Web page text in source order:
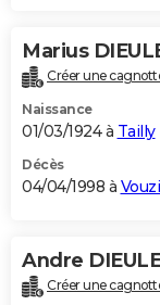
Marius
Créer une
Naissance
01/03/1924 à Tailly
Décès
04/04/1998 à
Andre
Créer une